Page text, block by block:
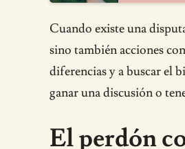
Cuando existe una
sino también acciones
diferencias y a buscar el
ganar una discusión o
El perdón